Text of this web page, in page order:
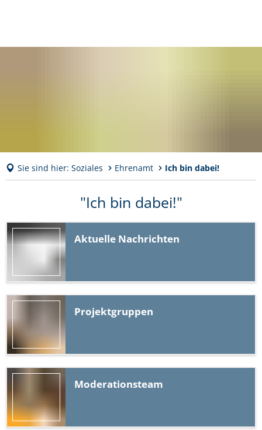
Sie sind hier: Soziales Ehrenamt Ich bin dabei!
bin
dabei!
"Ich bin dabei!"
Aktuelle Nachrichten
Projektgruppen
Moderationsteam